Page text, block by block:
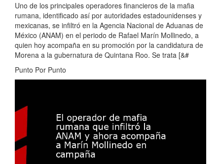
Uno de los principales operadores financieros de la mafia
rumana, identificado así por autoridades estadounidenses y
mexicanas, se infiltró en la Agencia Nacional de Aduanas de
México (ANAM) en el periodo de Rafael Marín Mollinedo, a
quien hoy acompaña en su promoción por la candidatura de
Morena a la gubernatura de Quintana Roo. Se trata [&#
Punto Por Punto